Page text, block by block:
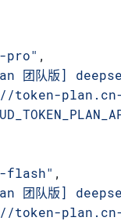
pro" ,
团队版]
plan.cn-
flash" ,
团队版]
plan.cn-